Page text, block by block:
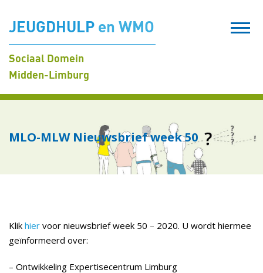
JEUGDHULP en WMO
Sociaal Domein
Midden-Limburg
MLO-MLW Nieuwsbrief week 50
Klik hier voor nieuwsbrief week 50 – 2020. U wordt hiermee
geïnformeerd over:
– Ontwikkeling Expertisecentrum Limburg